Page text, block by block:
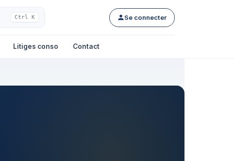
Ctrl K Se connecter
Litiges conso Contact